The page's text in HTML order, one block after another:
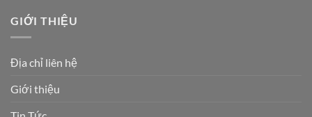
GIỚI THIỆU
Địa chỉ liên hệ
Giới thiệu